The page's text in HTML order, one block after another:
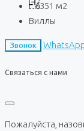
351 м2
Виллы
Звонок
Связаться с нами
Пожалуйста,